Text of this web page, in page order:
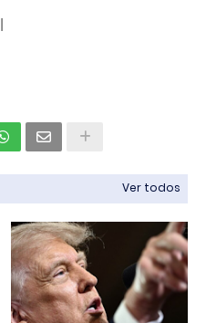
Ver todos